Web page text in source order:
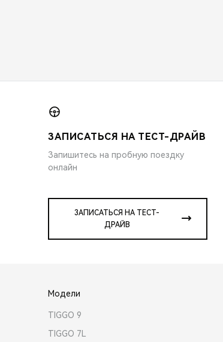
ЗАПИСАТЬСЯ НА ТЕСТ-ДРАЙВ
Запишитесь на пробную поездку
онлайн
ЗАПИСАТЬСЯ НА ТЕСТ-
ДРАЙВ
Модели
TIGGO 9
TIGGO 7L